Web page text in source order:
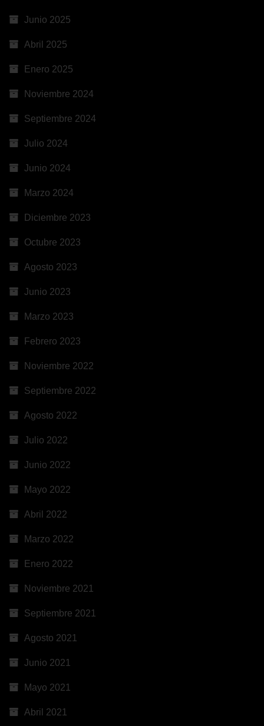
Junio 2025
Abril 2025
Enero 2025
Noviembre 2024
Septiembre 2024
Julio 2024
Junio 2024
Marzo 2024
Diciembre 2023
Octubre 2023
Agosto 2023
Junio 2023
Marzo 2023
Febrero 2023
Noviembre 2022
Septiembre 2022
Agosto 2022
Julio 2022
Junio 2022
Mayo 2022
Abril 2022
Marzo 2022
Enero 2022
Noviembre 2021
Septiembre 2021
Agosto 2021
Junio 2021
Mayo 2021
Abril 2021